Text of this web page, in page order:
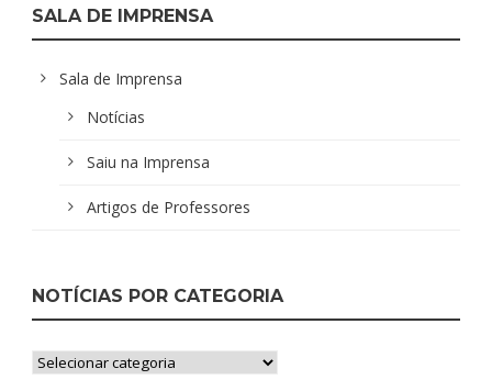
SALA DE IMPRENSA
Sala de Imprensa
Notícias
Saiu na Imprensa
Artigos de Professores
NOTÍCIAS POR CATEGORIA
Notícias